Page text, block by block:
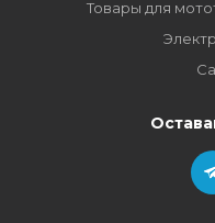
Товары для